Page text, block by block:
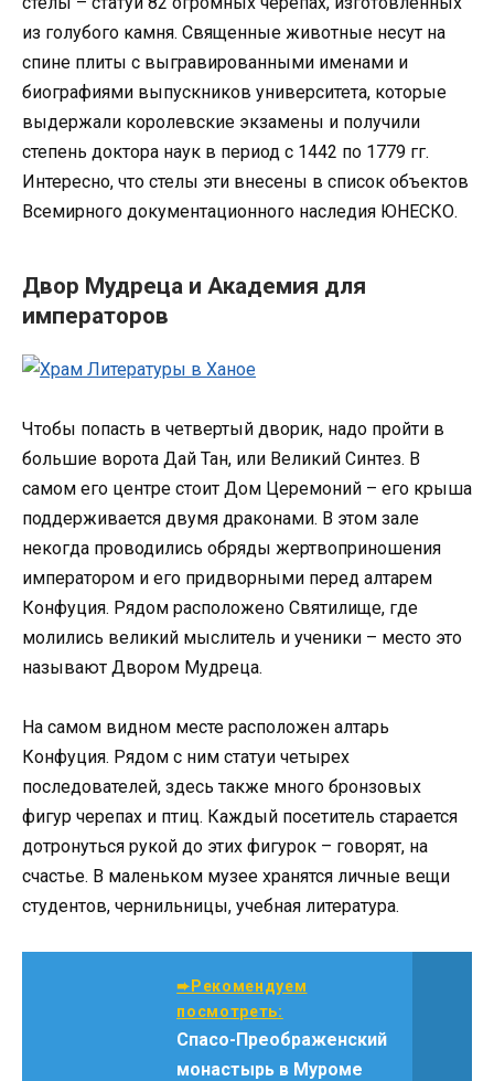
из голубого камня. Священные животные несут на
спине плиты с выгравированными именами и
биографиями выпускников университета, которые
выдержали королевские экзамены и получили
степень доктора наук в период с 1442 по 1779 гг.
Интересно, что стелы эти внесены в список объектов
Всемирного документационного наследия ЮНЕСКО.
Двор Мудреца и Академия для
императоров
Чтобы попасть в четвертый дворик, надо пройти в
большие ворота Дай Тан, или Великий Синтез. В
самом его центре стоит Дом Церемоний – его крыша
поддерживается двумя драконами. В этом зале
некогда проводились обряды жертвоприношения
императором и его придворными перед алтарем
Конфуция. Рядом расположено Святилище, где
молились великий мыслитель и ученики – место это
называют Двором Мудреца.
На самом видном месте расположен алтарь
Конфуция. Рядом с ним статуи четырех
последователей, здесь также много бронзовых
фигур черепах и птиц. Каждый посетитель старается
дотронуться рукой до этих фигурок – говорят, на
счастье. В маленьком музее хранятся личные вещи
студентов, чернильницы, учебная литература.
➨Рекомендуем
посмотреть:
Спасо-Преображенский
монастырь в Муроме